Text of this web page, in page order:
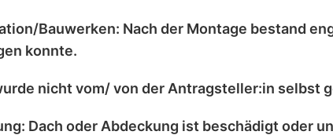
Bauwerken: Nach der Montage bestand
konnte.
nicht vom/ von der Antragsteller:in selbst
Dach oder Abdeckung ist beschädigt oder